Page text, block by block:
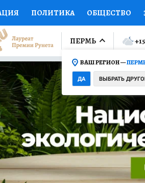
ПОЛИТИКА ОБЩЕСТВО
КОЛУМНИСТЫ
ФИНАНСЫ ОТКРЫВАЕМ МИР
НА СПОРТ ПРОМОКОДЫ
ТЕЛЕВИЗОР КОЛЛЕКЦИИ
НОВОЕ НА САЙТЕ
ПЕРМЬ
ВАШ РЕГИОН —
ДА ВЫБРАТЬ
+15